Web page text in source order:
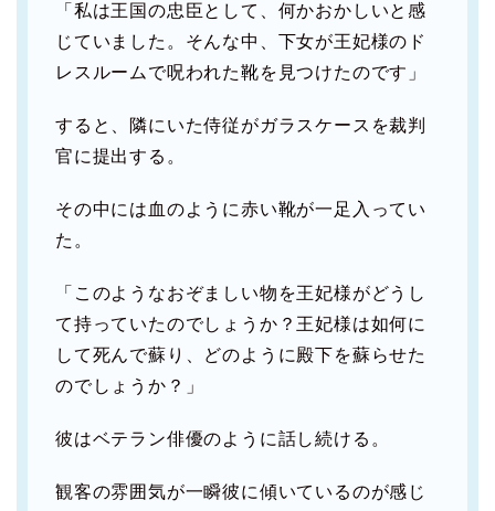
「私は王国の忠臣として、何かおかしいと感
じていました。そんな中、下女が王妃様のド
レスルームで呪われた靴を見つけたのです」
すると、隣にいた侍従がガラスケースを裁判
官に提出する。
その中には血のように赤い靴が一足入ってい
た。
「このようなおぞましい物を王妃様がどうし
て持っていたのでしょうか？王妃様は如何に
して死んで蘇り、どのように殿下を蘇らせた
のでしょうか？」
彼はベテラン俳優のように話し続ける。
観客の雰囲気が一瞬彼に傾いているのが感じ